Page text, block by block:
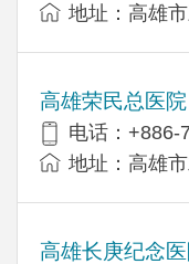
地址：高雄
高雄荣民总医院
电话：+886-
地址：高雄
高雄长庚纪念